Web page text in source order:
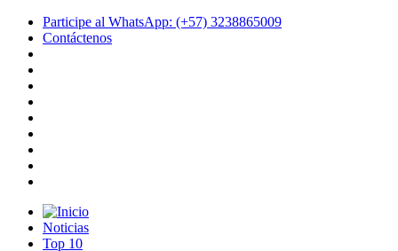
Participe al WhatsApp: (+57) 3238865009
Contáctenos
Noticias
Top 10